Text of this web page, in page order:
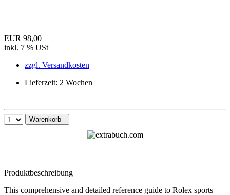
EUR 98,00
inkl. 7 % USt
zzgl. Versandkosten
Lieferzeit: 2 Wochen
Warenkorb
Produktbeschreibung
This comprehensive and detailed reference guide to Rolex sports